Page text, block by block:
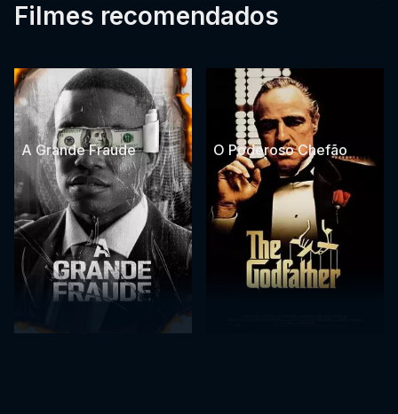
Filmes recomendados
A Grande Fraude O Poderoso Chefão